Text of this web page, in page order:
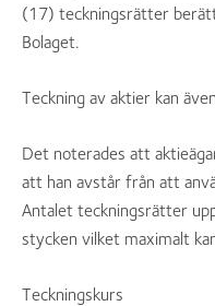
(17) teckningsrätter
Bolaget.
Teckning av aktier kan
Det noterades att
att han avstår från att
Antalet teckningsrätter
stycken vilket maximalt
Teckningskurs